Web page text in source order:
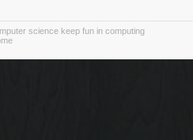
science keep fun in computing